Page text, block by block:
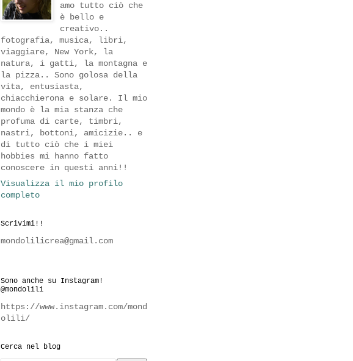
amo tutto ciò che
è bello e
creativo..
fotografia, musica, libri,
viaggiare, New York, la
natura, i gatti, la montagna e
la pizza.. Sono golosa della
vita, entusiasta,
chiacchierona e solare. Il mio
mondo è la mia stanza che
profuma di carte, timbri,
nastri, bottoni, amicizie.. e
di tutto ciò che i miei
hobbies mi hanno fatto
conoscere in questi anni!!
Visualizza il mio profilo
completo
Scrivimi!!
mondolilicrea@gmail.com
Sono anche su Instagram!
@mondolili
https://www.instagram.com/mond
olili/
Cerca nel blog